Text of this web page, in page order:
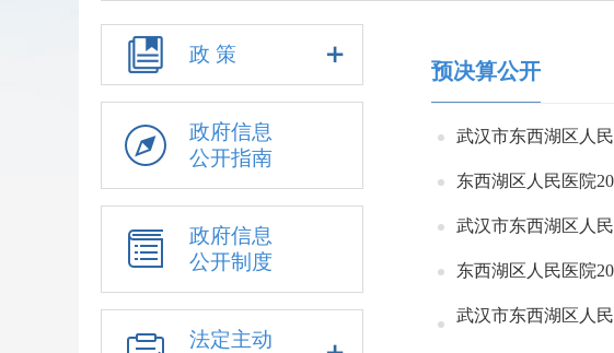
政 策
政府信息
公开指南
政府信息
公开制度
法定主动
预决算公开
武汉市东西湖区人
东西湖区人民医院
武汉市东西湖区人
东西湖区人民医院
武汉市东西湖区人